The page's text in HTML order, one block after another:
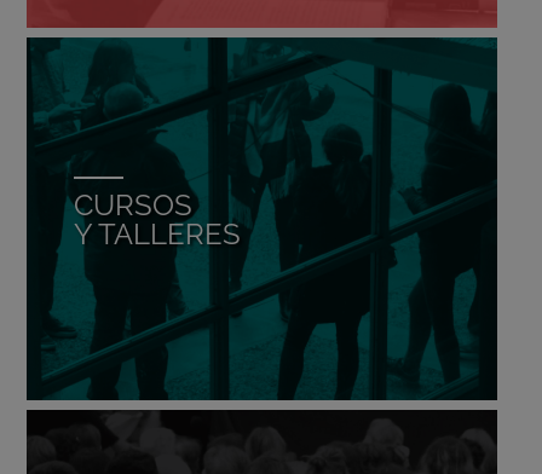
CURSOS
Y TALLERES